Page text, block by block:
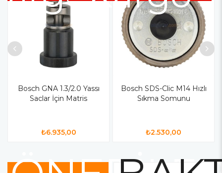
Bosch GNA 1.3/2.0 Yassı
Saclar İçin Matris
₺6.935,00
Bosch SDS-Clic M14 Hızlı
Sıkma Somunu
₺2.530,00